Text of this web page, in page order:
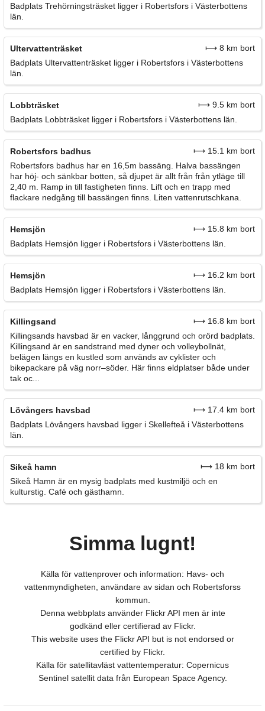
Badplats Trehörningsträsket ligger i Robertsfors i Västerbottens
län.
Ultervattenträsket
⟼ 8 km bort
Badplats Ultervattenträsket ligger i Robertsfors i Västerbottens
län.
Lobbträsket
⟼ 9.5 km bort
Badplats Lobbträsket ligger i Robertsfors i Västerbottens län.
Robertsfors badhus
⟼ 15.1 km bort
Robertsfors badhus har en 16,5m bassäng. Halva bassängen
har höj- och sänkbar botten, så djupet är allt från från ytläge till
2,40 m. Ramp in till fastigheten finns. Lift och en trapp med
flackare nedgång till bassängen finns. Liten vattenrutschkana.
Hemsjön
⟼ 15.8 km bort
Badplats Hemsjön ligger i Robertsfors i Västerbottens län.
Hemsjön
⟼ 16.2 km bort
Badplats Hemsjön ligger i Robertsfors i Västerbottens län.
Killingsand
⟼ 16.8 km bort
Killingsands havsbad är en vacker, långgrund och orörd badplats.
Killingsand är en sandstrand med dyner och volleybollnät,
belägen längs en kustled som används av cyklister och
bikepackare på väg norr–söder. Här finns eldplatser både under
tak oc...
Lövångers havsbad
⟼ 17.4 km bort
Badplats Lövångers havsbad ligger i Skellefteå i Västerbottens
län.
Sikeå hamn
⟼ 18 km bort
Sikeå Hamn är en mysig badplats med kustmiljö och en
kulturstig. Café och gästhamn.
Simma lugnt!
Källa för vattenprover och information: Havs- och
vattenmyndigheten, användare av sidan och Robertsforss
kommun.
Denna webbplats använder Flickr API men är inte
godkänd eller certifierad av Flickr.
This website uses the Flickr API but is not endorsed or
certified by Flickr.
Källa för satellitavläst vattentemperatur: Copernicus
Sentinel satellit data från European Space Agency.